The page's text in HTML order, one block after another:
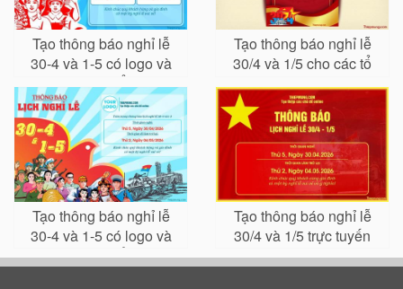
Tạo thông báo nghỉ lễ
30-4 và 1-5 có logo và
tên công ty, tổ chức
online
Tạo thông báo nghỉ lễ
30/4 và 1/5 cho các tổ
chức và doanh nghiệp
online
Tạo thông báo nghỉ lễ
30-4 và 1-5 có logo và
tên công ty, tổ chức
Tạo thông báo nghỉ lễ
30/4 và 1/5 trực tuyến